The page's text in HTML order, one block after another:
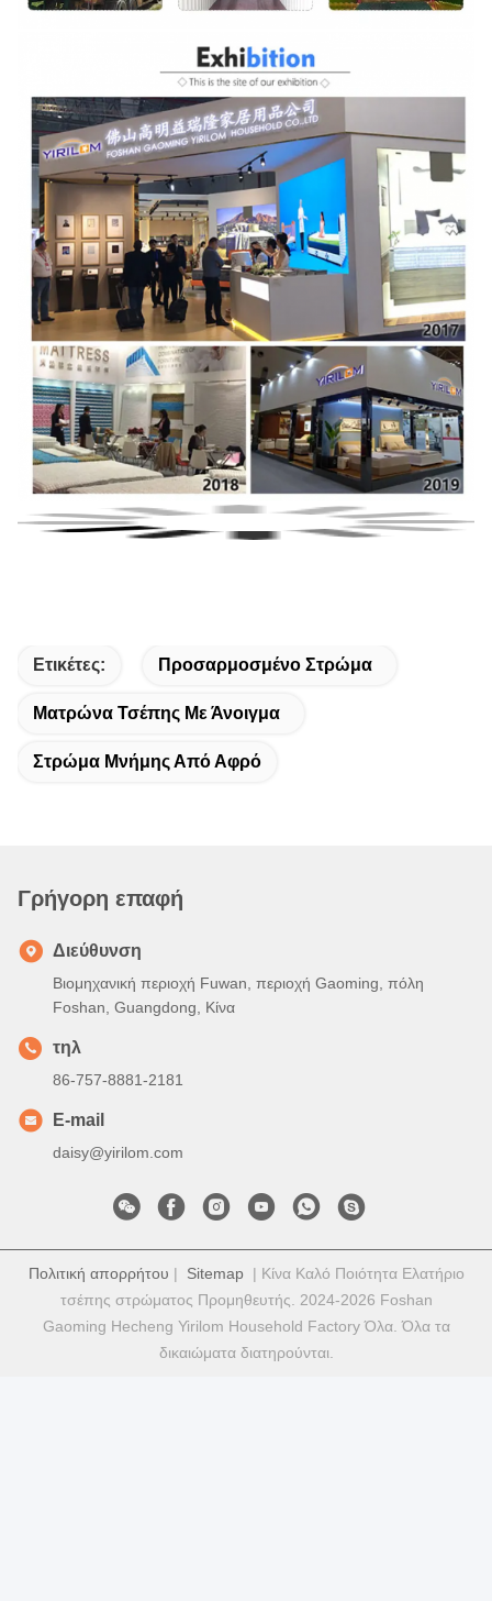
Ετικέτες: Προσαρμοσμένο Στρώμα
Ματρώνα Τσέπης Με Άνοιγμα
Στρώμα Μνήμης Από Αφρό
Γρήγορη επαφή
Διεύθυνση
Βιομηχανική περιοχή Fuwan, περιοχή Gaoming, πόλη
Foshan, Guangdong, Κίνα
τηλ
86-757-8881-2181
E-mail
daisy@yirilom.com
Πολιτική απορρήτου | Sitemap| Κίνα Καλό Ποιότητα Ελατήριο
τσέπης στρώματος Προμηθευτής. 2024-2026 Foshan
Gaoming Hecheng Yirilom Household Factory Όλα. Όλα τα
δικαιώματα διατηρούνται.